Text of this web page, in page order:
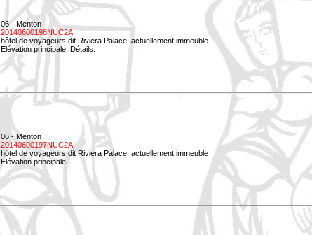
06 - Menton
20140600198NUC2A
hôtel de voyageurs dit Riviera Palace, actuellement immeuble
Elévation principale. Détails.
06 - Menton
20140600197NUC2A
hôtel de voyageurs dit Riviera Palace, actuellement immeuble
Elévation principale.